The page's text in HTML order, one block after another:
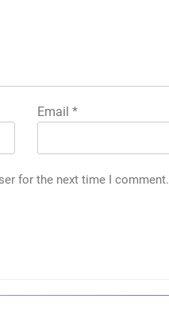
Email*
for the next time I comment.